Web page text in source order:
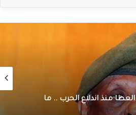
منذ اندلاع الحرب .. ما